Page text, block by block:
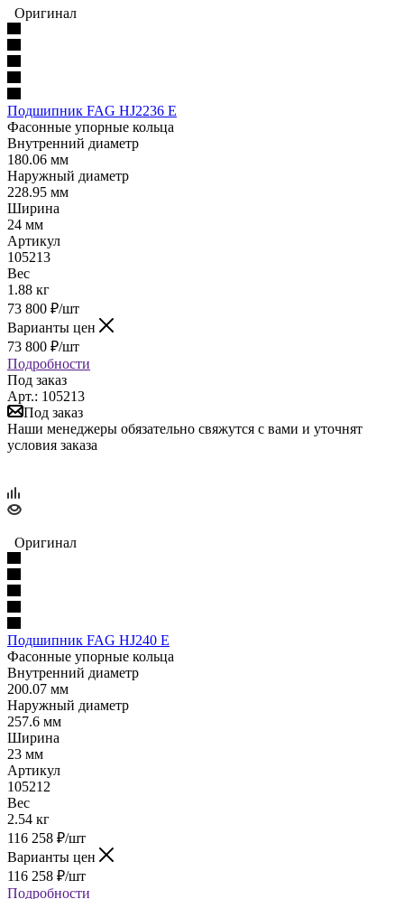
Оригинал
Подшипник FAG HJ2236 E
Фасонные упорные кольца
Внутренний диаметр
180.06 мм
Наружный диаметр
228.95 мм
Ширина
24 мм
Артикул
105213
Вес
1.88 кг
73 800 ₽/шт
Варианты цен
73 800 ₽/шт
Подробности
Под заказ
Арт.: 105213
Под заказ
Наши менеджеры обязательно свяжутся с вами и уточнят
условия заказа
Оригинал
Подшипник FAG HJ240 E
Фасонные упорные кольца
Внутренний диаметр
200.07 мм
Наружный диаметр
257.6 мм
Ширина
23 мм
Артикул
105212
Вес
2.54 кг
116 258 ₽/шт
Варианты цен
116 258 ₽/шт
Подробности